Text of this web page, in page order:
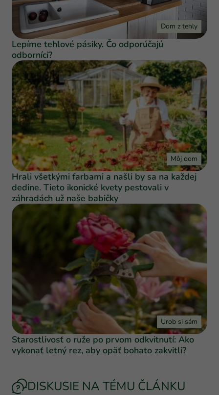
Dom z tehly
Lepíme tehlové pásiky. Čo odporúčajú
odborníci?
Môj dom
Hrali všetkými farbami a našli by sa na každej
dedine. Tieto ikonické kvety pestovali v
záhradách už naše babičky
Urob si sám
Starostlivosť o ruže po prvom odkvitnutí: Ako
vykonať letný rez, aby opäť bohato zakvitli?
DISKUSIE NA TÉMU ČLÁNKU